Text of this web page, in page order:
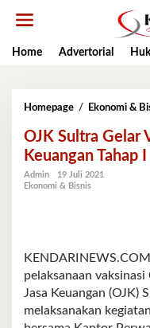
Home
Advertorial
Homepage / Ekonomi &
OJK Sultra Gelar
Keuangan Tahap I
Admin
19 Juli 2021
Ekonomi & Bisnis
pelaksanaan
Jasa Keuangan (OJK)
melaksanakan